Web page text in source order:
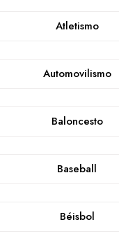
Atletismo
Automovilismo
Baloncesto
Baseball
Béisbol